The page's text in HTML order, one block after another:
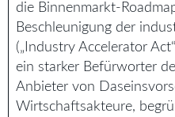
die Binnenmarkt-
Beschleunigung der
(„Industry Accelerator
ein starker Befürworter
Anbieter von
Wirtschaftsakteure,